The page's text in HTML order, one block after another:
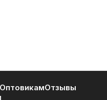
ОптовикамОтзывы